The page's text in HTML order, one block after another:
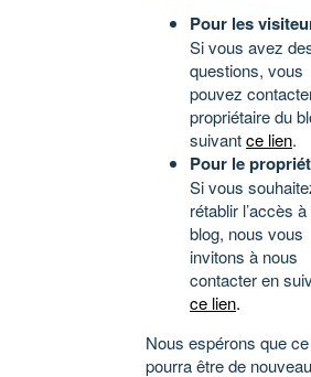
Pour les
Si vous avez
questions, vous
pouvez
propriétaire du
suivantce lien.
Pour le
Si vous
rétablir l’accès
blog, nous vous
invitons à nous
contacter en
ce lien.
Nous espérons que
pourra être de nouveau